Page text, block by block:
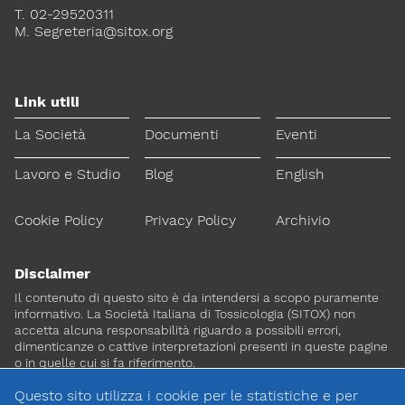
T. 02-29520311
M. Segreteria@sitox.org
Link utili
La Società
Documenti Eventi
Lavoro e Studio Blog English
Cookie Policy Privacy Policy Archivio
Disclaimer
Il contenuto di questo sito è da intendersi a scopo puramente
informativo. La Società Italiana di Tossicologia (SITOX) non
accetta alcuna responsabilità riguardo a possibili errori,
dimenticanze o cattive interpretazioni presenti in queste pagine
o in quelle cui si fa riferimento.
Questo sito utilizza i cookie per le statistiche e per